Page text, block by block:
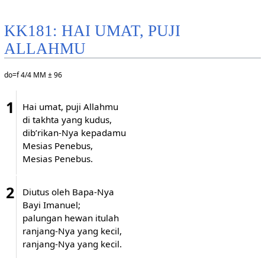
KK181: HAI UMAT, PUJI
ALLAHMU
do=f 4/4 MM ± 96
1
Hai umat, puji Allahmu
di takhta yang kudus,
dib’rikan-Nya kepadamu
Mesias Penebus,
Mesias Penebus.
2
Diutus oleh Bapa-Nya
Bayi Imanuel;
palungan hewan itulah
ranjang-Nya yang kecil,
ranjang-Nya yang kecil.